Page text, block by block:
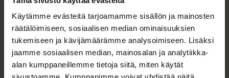
Käytämme evästeitä tarjoamamme sisällön ja mainosten
räätälöimiseen, sosiaalisen median ominaisuuksien
tukemiseen ja kävijämäärämme analysoimiseen. Lisäksi
jaamme sosiaalisen median, mainosalan ja analytiikka-
alan kumppaneillemme tietoja siitä, miten käytät
Irtisanomissuojan heikentämistä
vastustaa 58 prosenttia palkansaajista